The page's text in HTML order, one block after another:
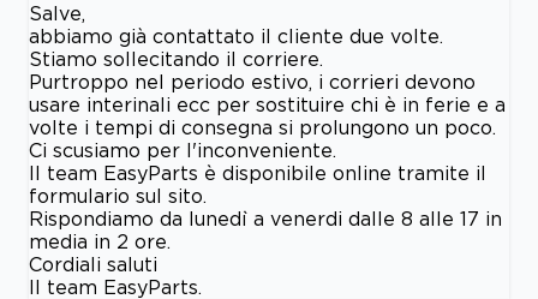
Salve,
abbiamo già contattato il cliente due volte.
Stiamo sollecitando il corriere.
Purtroppo nel periodo estivo, i corrieri devono
usare interinali ecc per sostituire chi è in ferie e a
volte i tempi di consegna si prolungono un poco.
Ci scusiamo per l'inconveniente.
Il team EasyParts è disponibile online tramite il
formulario sul sito.
Rispondiamo da lunedì a venerdi dalle 8 alle 17 in
media in 2 ore.
Cordiali saluti
Il team EasyParts.